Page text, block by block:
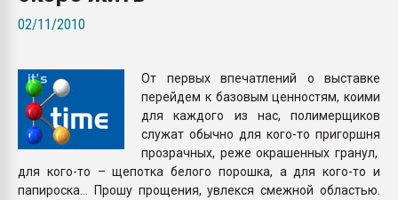
ПЕРЕЙТИ НА
02/11/2010
От первых впечатлений о выставке
перейдем к базовым ценностям, коими
для каждого из нас, полимерщиков
служат обычно для кого-то пригоршня
прозрачных, реже окрашенных гранул,
для кого-то – щепотка белого порошка, а для кого-то и
папироска… Прошу прощения, увлекся смежной областью.